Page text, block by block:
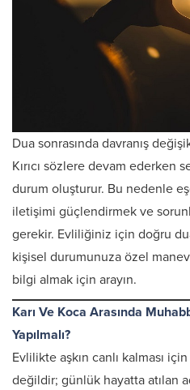
Dua sonrasında davranış
Kırıcı sözlere devam ederken
durum oluşturur. Bu nedenle
iletişimi güçlendirmek ve
gerekir. Evliliğiniz için doğru
kişisel durumunuza özel
bilgi almak için arayın.
Karı Ve Koca Arasında
Yapılmalı?
Evlilikte aşkın canlı kalması
değildir; günlük hayatta atılan